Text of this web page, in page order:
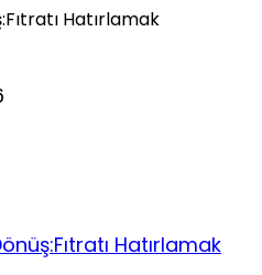
Hatırlamak